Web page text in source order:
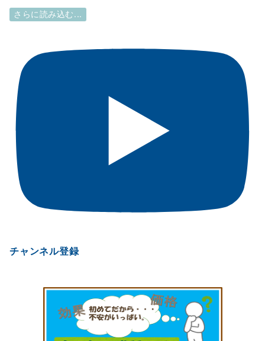
さらに読み込む...
チャンネル登録